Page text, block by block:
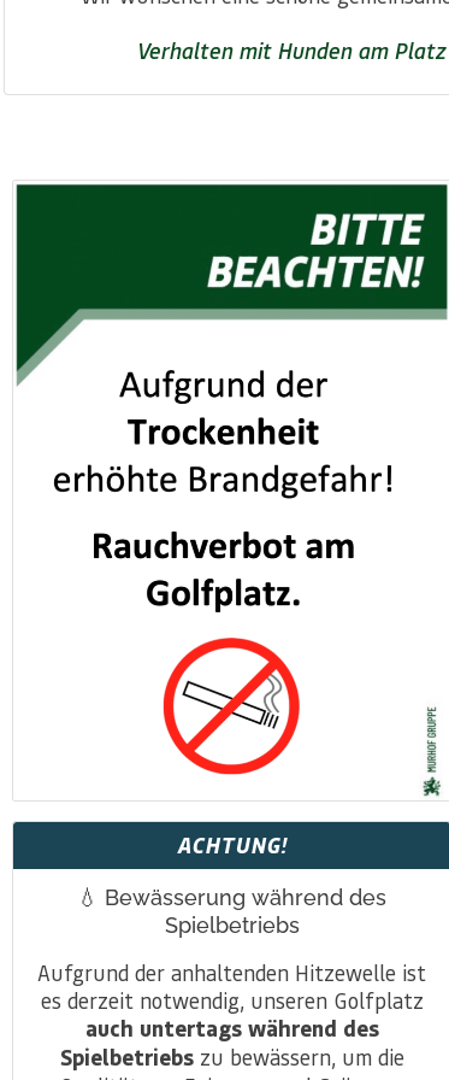
Verhalten mit Hunden am Platz
ACHTUNG!
💧 Bewässerung während des
Spielbetriebs
Aufgrund der anhaltenden Hitzewelle ist
es derzeit notwendig, unseren Golfplatz
auch untertags während des
Spielbetriebszu bewässern, um die